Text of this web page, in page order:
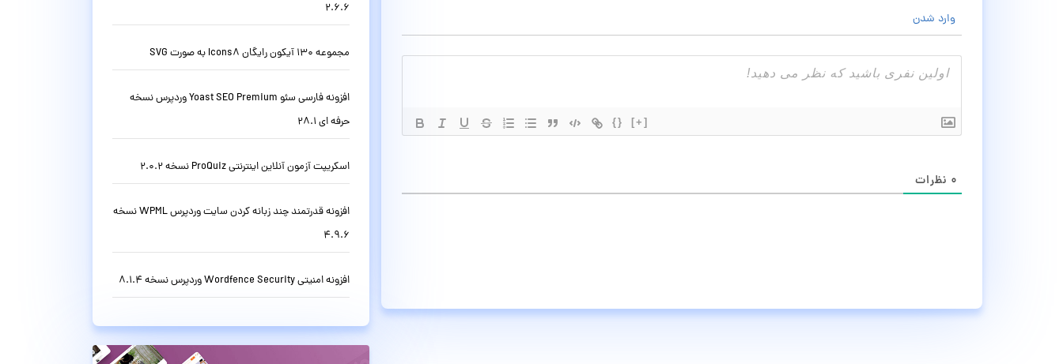
وارد شدن
{} [+]
۰ نظرات
2.6.6
مجموعه 130 آیکون رایگان Icons8 به صورت SVG
افزونه فارسی سئو Yoast SEO Premium وردپرس نسخه
حرفه ای 28.1
اسکریپت آزمون آنلاین اینترنتی ProQuiz نسخه 2.0.2
افزونه قدرتمند چند زبانه کردن سایت وردپرس WPML نسخه
4.9.6
افزونه امنیتی Wordfence Security وردپرس نسخه 8.1.4